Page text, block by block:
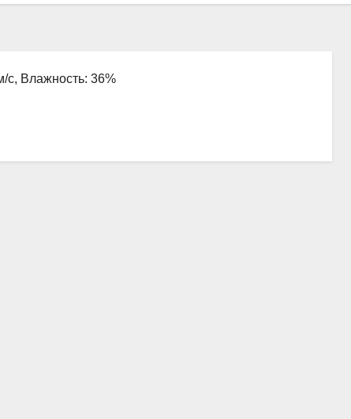
с, Влажность: 36%